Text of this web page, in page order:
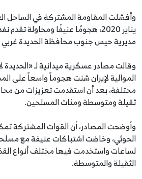
يناير 2020، هجومًا عنيفًا ومحاولة
مديرية حيس جنوب محافظة الحديدة غربي
وقالت مصادر عسكرية ميدانية لـ «الحديدة
الموالية لإيران شنت هجوماً واسعاً على
مختلفة، بعد أن استقدمت تعزيزات من
ثقيلة ومتوسطة ومئات المسلحين.
وأوضحت المصادر، أن القوات المشتركة
الحوثي، وخاضت اشتباكات عنيفة مع
لساعات واستخدمت فيها مختلف أنواع
الثقيلة والمتوسطة.